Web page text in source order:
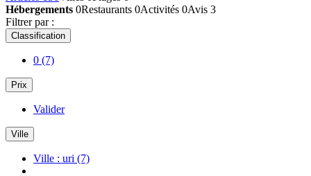
Hébergements 0Restaurants 0Activités 0Avis 3
Filtrer par :
Classification
0 (7)
Prix
Valider
Ville
Ville : uri (7)